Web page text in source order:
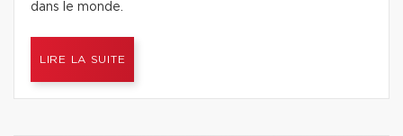
dans le monde.
LIRE LA SUITE